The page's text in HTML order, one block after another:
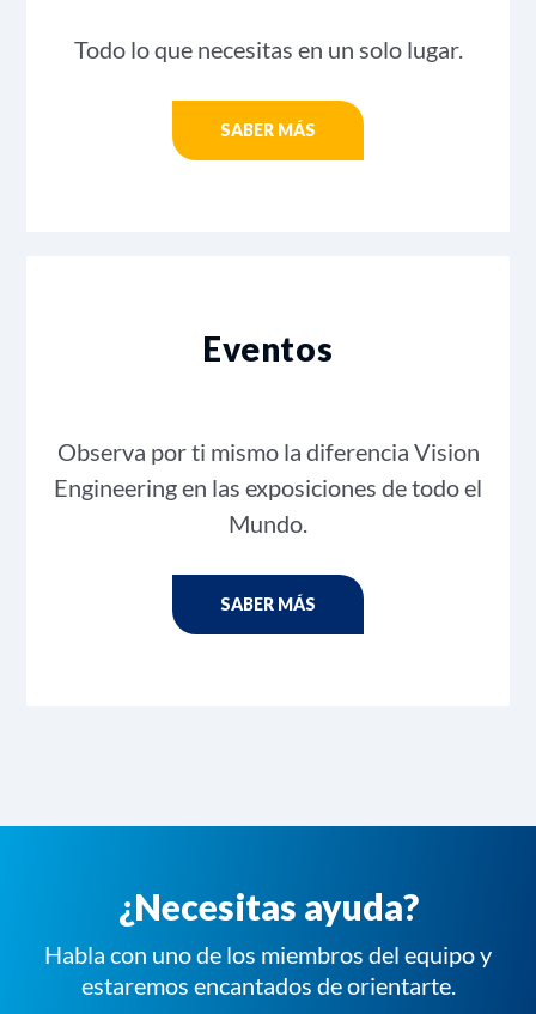
Todo lo que necesitas en un solo lugar.
SABER MÁS
Eventos
Observa por ti mismo la diferencia Vision
Engineering en las exposiciones de todo el
Mundo.
SABER MÁS
¿Necesitas ayuda?
Habla con uno de los miembros del equipo y
estaremos encantados de orientarte.